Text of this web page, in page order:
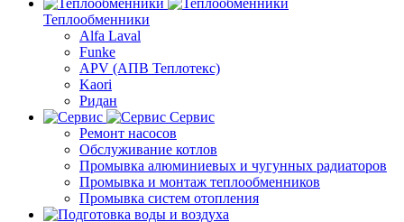
Теплообменники
Alfa Laval
Funke
APV (АПВ Теплотекс)
Kaori
Ридан
Сервис
Ремонт насосов
Обслуживание котлов
Промывка алюминиевых и чугунных радиаторов
Промывка и монтаж теплообменников
Промывка систем отопления